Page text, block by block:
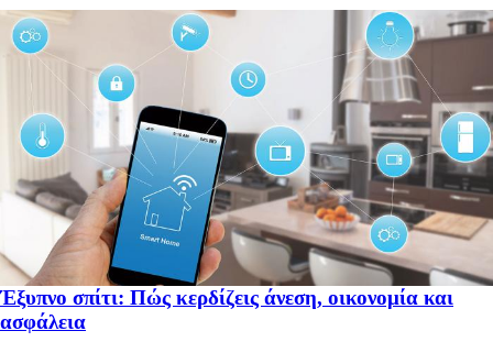
Έξυπνο σπίτι: Πώς κερδίζεις άνεση, οικονομία και
ασφάλεια